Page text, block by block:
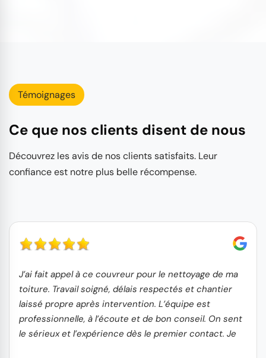
Témoignages
Ce que nos clients disent de nous
Découvrez les avis de nos clients satisfaits. Leur
confiance est notre plus belle récompense.
J’ai fait appel à ce couvreur pour le nettoyage de ma
toiture. Travail soigné, délais respectés et chantier
laissé propre après intervention. L’équipe est
professionnelle, à l’écoute et de bon conseil. On sent
le sérieux et l’expérience dès le premier contact. Je